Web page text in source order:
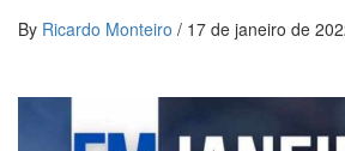
By Ricardo Monteiro / 17 de janeiro de